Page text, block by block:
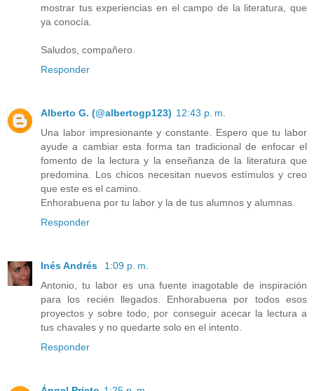
mostrar tus experiencias en el campo de la literatura, que
ya conocía.
Saludos, compañero.
Responder
Alberto G. (@albertogp123) 12:43 p. m.
Una labor impresionante y constante. Espero que tu labor
ayude a cambiar esta forma tan tradicional de enfocar el
fomento de la lectura y la enseñanza de la literatura que
predomina. Los chicos necesitan nuevos estímulos y creo
que este es el camino.
Enhorabuena por tu labor y la de tus alumnos y alumnas.
Responder
Inés Andrés
1:09 p. m.
Antonio, tu labor es una fuente inagotable de inspiración
para los recién llegados. Enhorabuena por todos esos
proyectos y sobre todo, por conseguir acecar la lectura a
tus chavales y no quedarte solo en el intento.
Responder